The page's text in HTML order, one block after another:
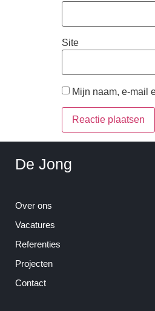
Site
Mijn naam, e-mail
De Jong
Over ons
Vacatures
Referenties
Projecten
Contact